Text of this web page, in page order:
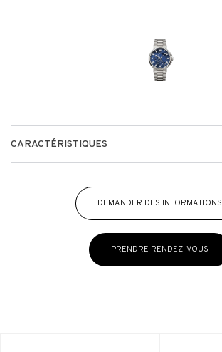
CARACTÉRISTIQUES
DEMANDER DES INFORMATIONS
PRENDRE RENDEZ-VOUS